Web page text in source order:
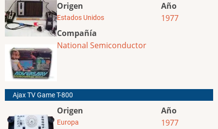
Origen
Estados Unidos
Compañía
National Semiconductor
Año
1977
Ajax TV Game T-800
Origen
Europa
Año
1977